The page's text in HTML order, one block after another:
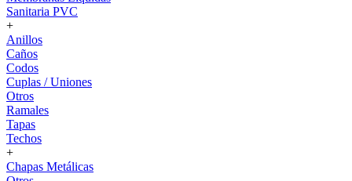
Sanitaria PVC
+
Anillos
Caños
Codos
Cuplas / Uniones
Otros
Ramales
Tapas
Techos
+
Chapas Metálicas